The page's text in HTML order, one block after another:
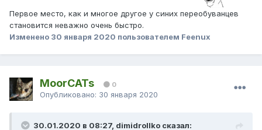
Первое место, как и многое другое у синих переобуванцев
становится неважно очень быстро.
Изменено 30 января 2020 пользователем Feenux
MoorCATs 0
Опубликовано: 30 января 2020
30.01.2020 в 08:27, dimidrollko сказал: